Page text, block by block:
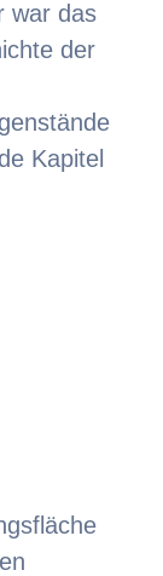
war das
der
Kapitel